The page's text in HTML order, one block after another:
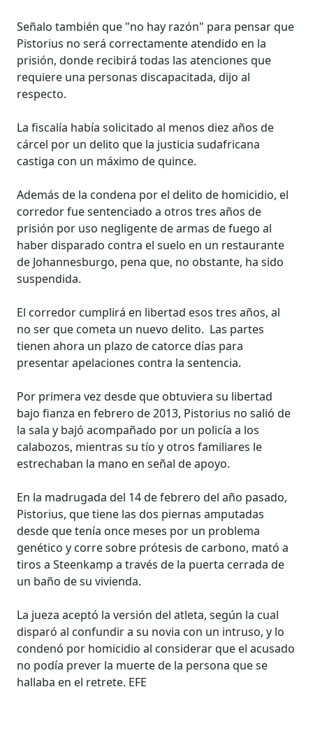
Señalo también que "no hay razón" para pensar que
Pistorius no será correctamente atendido en la
prisión, donde recibirá todas las atenciones que
requiere una personas discapacitada, dijo al
respecto.
La fiscalía había solicitado al menos diez años de
cárcel por un delito que la justicia sudafricana
castiga con un máximo de quince.
Además de la condena por el delito de homicidio, el
corredor fue sentenciado a otros tres años de
prisión por uso negligente de armas de fuego al
haber disparado contra el suelo en un restaurante
de Johannesburgo, pena que, no obstante, ha sido
suspendida.
El corredor cumplirá en libertad esos tres años, al
no ser que cometa un nuevo delito. Las partes
tienen ahora un plazo de catorce días para
presentar apelaciones contra la sentencia.
Por primera vez desde que obtuviera su libertad
bajo fianza en febrero de 2013, Pistorius no salió de
la sala y bajó acompañado por un policía a los
calabozos, mientras su tío y otros familiares le
estrechaban la mano en señal de apoyo.
En la madrugada del 14 de febrero del año pasado,
Pistorius, que tiene las dos piernas amputadas
desde que tenía once meses por un problema
genético y corre sobre prótesis de carbono, mató a
tiros a Steenkamp a través de la puerta cerrada de
un baño de su vivienda.
La jueza aceptó la versión del atleta, según la cual
disparó al confundir a su novia con un intruso, y lo
condenó por homicidio al considerar que el acusado
no podía prever la muerte de la persona que se
hallaba en el retrete. EFE